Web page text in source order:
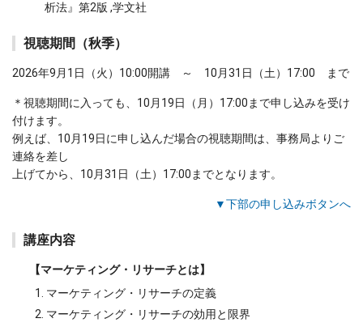
析法』第2版 ,学文社
視聴期間（秋季）
2026年9月1日（火）10:00開講 ～ 10月31日（土）17:00 まで
＊視聴期間に入っても、10月19日（月）17:00まで申し込みを受け
付けます。
例えば、10月19日に申し込んだ場合の視聴期間は、事務局よりご
連絡を差し
上げてから、10月31日（土）17:00までとなります。
▼下部の申し込みボタンへ
講座内容
【マーケティング・リサーチとは】
マーケティング・リサーチの定義
マーケティング・リサーチの効用と限界